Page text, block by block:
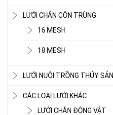
LƯỚI CHẮN CÔN TRÙNG
16 MESH
18 MESH
LƯỚI NUÔI TRỒNG THỦY SẢN
CÁC LOẠI LƯỚI KHÁC
LƯỚI CHẮN ĐỘNG VẬT